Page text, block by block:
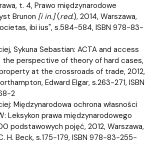
t. 4, Prawo międzynarodowe
Brunon [i in.](red.), 2014, Warszawa,
ibi ius", s.584-584, ISBN 978-83-
Sykuna Sebastian: ACTA and access
the perspective of theory of hard cases,
at the crossroads of trade, 2012,
Edward Elgar, s.263-271, ISBN
2
Międzynarodowa ochrona własności
Leksykon prawa międzynarodowego
podstawowych pojęć, 2012, Warszawa,
H. Beck, s.175-179, ISBN 978-83-255-